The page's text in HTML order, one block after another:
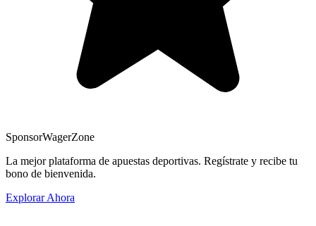
SponsorWagerZone
La mejor plataforma de apuestas deportivas. Regístrate y recibe tu
bono de bienvenida.
Explorar Ahora